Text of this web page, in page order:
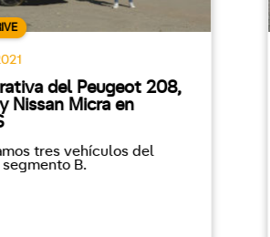
del Peugeot 208,
Nissan Micra en
tres vehículos del
B.